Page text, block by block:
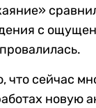
с
что сейчас
новую